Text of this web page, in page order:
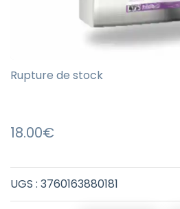
UGS : 3760163880181
18.00€
Rupture de stock